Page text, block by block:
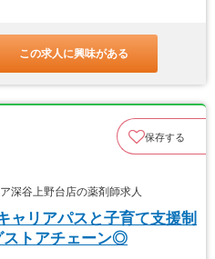
この求人に興味がある
保存する
深谷上野台店の薬剤師求人
ャリアパスと子育て支援制
ストアチェーン◎